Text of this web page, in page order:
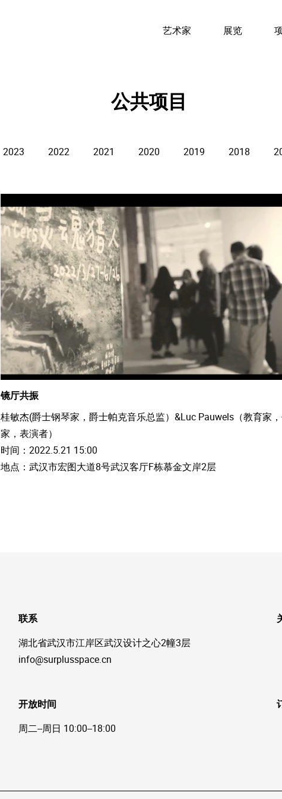
艺术家 展览
公共项目
2023 2022 2021 2020 2019 2018
镜厅共振
桂敏杰(爵士钢琴家，爵士帕克音乐总监）&Luc Pauwels（教育家
家，表演者）
时间：2022.5.21 15:00
地点：武汉市宏图大道8号武汉客厅F栋慕金文岸2层
联系
湖北省武汉市江岸区武汉设计之心2幢3层
info@surplusspace.cn
开放时间
周二--周日 10:00--18:00